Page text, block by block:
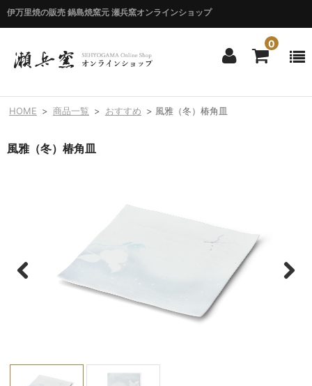
伊万里焼の販売 鍋島焼窯元 瀬兵窯オンラインショップ
0
ホーム
商品一覧
エマシリーズ
Emma
HAKEME
HOME > 商品一覧 > おすすめ > 風雅（冬）椿角皿
風雅（冬）椿角皿